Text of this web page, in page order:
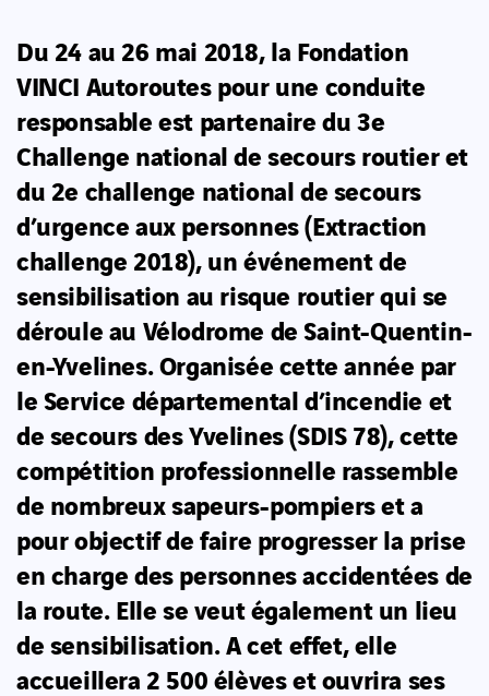
Du 24 au 26 mai 2018, la Fondation
VINCI Autoroutes pour une conduite
responsable est partenaire du 3e
Challenge national de secours routier et
du 2e challenge national de secours
d’urgence aux personnes (Extraction
challenge 2018), un événement de
sensibilisation au risque routier qui se
déroule au Vélodrome de Saint-Quentin-
en-Yvelines. Organisée cette année par
le Service départemental d’incendie et
de secours des Yvelines (SDIS 78), cette
compétition professionnelle rassemble
de nombreux sapeurs-pompiers et a
pour objectif de faire progresser la prise
en charge des personnes accidentées de
la route. Elle se veut également un lieu
de sensibilisation. A cet effet, elle
accueillera 2 500 élèves et ouvrira ses